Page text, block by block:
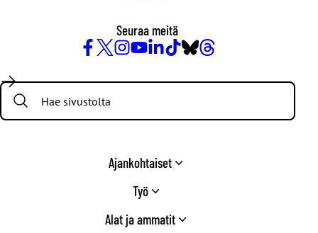
Seuraa meitä
/
Twitter
Search:
Ajankohtaiset
Työ
Alat ja ammatit